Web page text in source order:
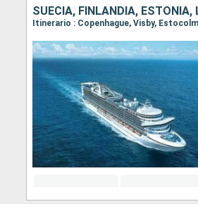
Itinerario : Copenhague, Visby,